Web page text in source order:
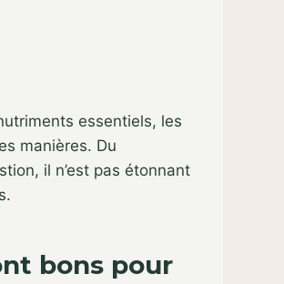
essentiels, les
manières. Du
il n’est pas étonnant
bons pour